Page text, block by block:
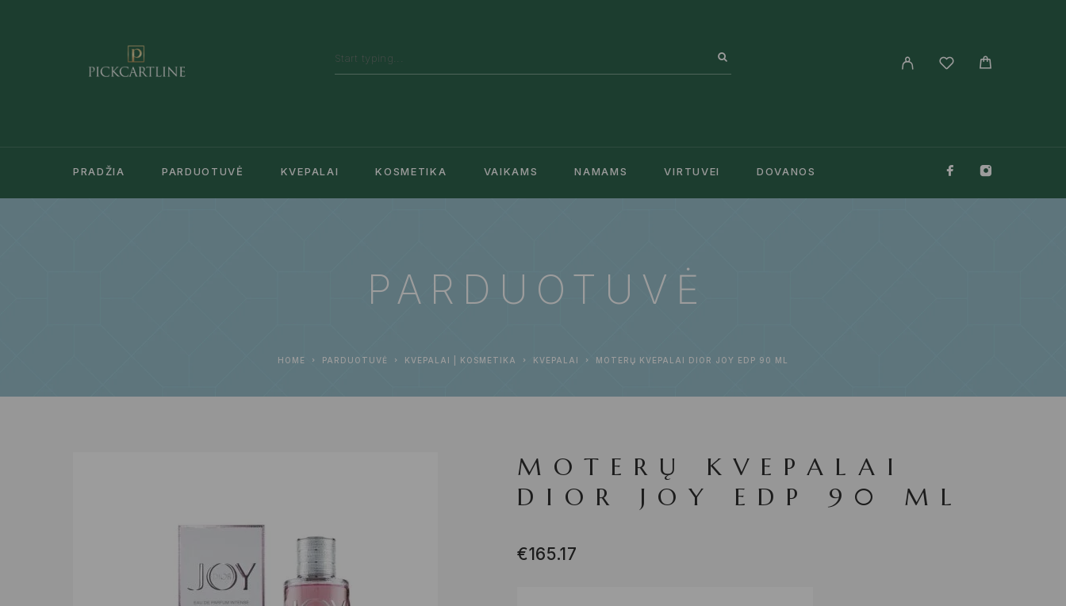
PRADŽIA PARDUOTUVĖ KVEPALAI KOSMETIKA VAIKAMS NAMAMS VIRTUVEI DOVANOS
PARDUOTUVĖ
HOME PARDUOTUVĖ KVEPALAI | KOSMETIKA KVEPALAI MOTERŲ KVEPALAI DIOR JOY EDP 90 ML
MOTERŲ KVEPALAI
DIOR JOY EDP 90 ML
€165.17